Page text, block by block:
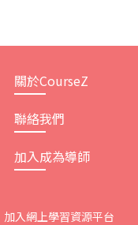
關於CourseZ
聯絡我們
加入成為導師
加入網上學習資源平台